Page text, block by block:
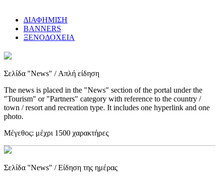
ΔΙΑΦΗΜΙΣΗ
BANNERS
ΞΕΝΟΔΟΧΕΙΑ
Σελίδα "News" / Απλή είδηση
The news is placed in the "News" section of the portal under the
"Tourism" or "Partners" category with reference to the country /
town / resort and recreation type. It includes one hyperlink and one
photo.
Μέγεθος: μέχρι 1500 χαρακτήρες
Σελίδα "News" / Είδηση της ημέρας